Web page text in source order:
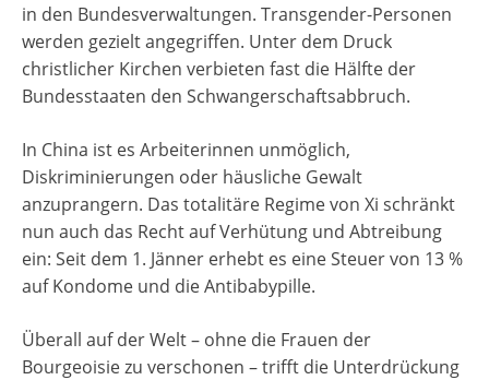
in den Bundesverwaltungen. Transgender-Personen
werden gezielt angegriffen. Unter dem Druck
christlicher Kirchen verbieten fast die Hälfte der
Bundesstaaten den Schwangerschaftsabbruch.
In China ist es Arbeiterinnen unmöglich,
Diskriminierungen oder häusliche Gewalt
anzuprangern. Das totalitäre Regime von Xi schränkt
nun auch das Recht auf Verhütung und Abtreibung
ein: Seit dem 1. Jänner erhebt es eine Steuer von 13 %
auf Kondome und die Antibabypille.
Überall auf der Welt – ohne die Frauen der
Bourgeoisie zu verschonen – trifft die Unterdrückung